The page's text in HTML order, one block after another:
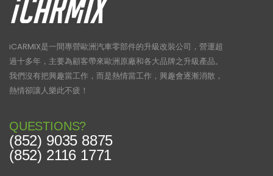
iCARMIX是一間專營歐洲汽車零部件的升級改裝公司，營運超
過十多年，主要為顧客帶來歐洲原廠和各大品牌之升級產品。
我們沒有把興趣當工作，而是熱情當工作，興趣會逐漸消散，
熱情卻讓人樂此不疲！
QUESTIONS?
(852) 9035 8875
(852) 2116 1771